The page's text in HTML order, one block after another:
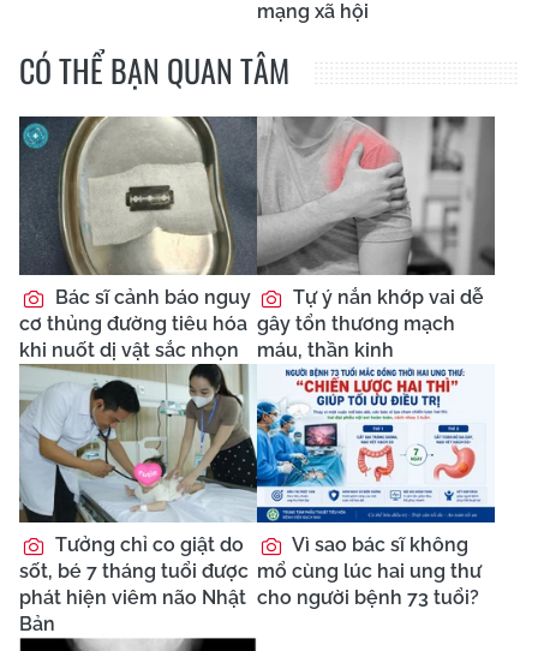
mạng xã hội
CÓ THỂ BẠN QUAN TÂM
Bác sĩ cảnh báo nguy
cơ thủng đường tiêu hóa
khi nuốt dị vật sắc nhọn
Tự ý nắn khớp vai dễ
gây tổn thương mạch
máu, thần kinh
Tưởng chỉ co giật do
sốt, bé 7 tháng tuổi được
phát hiện viêm não Nhật
Bản
Vì sao bác sĩ không
mổ cùng lúc hai ung thư
cho người bệnh 73 tuổi?